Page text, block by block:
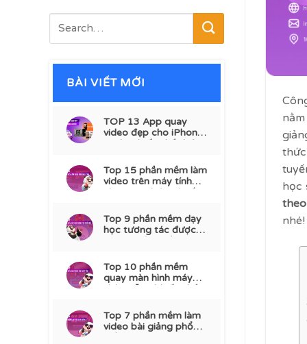
BÀI VIẾT MỚI
TOP 13 App quay
video đẹp cho iPhone,
Android tốt nhất hiện
Top 15 phần mềm làm
video trên máy tính
chuyên nghiệp và tốt
Top 9 phần mềm dạy
học tương tác được
Top 10 phần mềm
quay màn hình máy
tính miễn phí tốt nhất
Top 7 phần mềm làm
video bài giảng phổ
học
nhé!